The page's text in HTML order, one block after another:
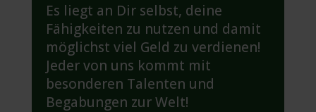
Es liegt an Dir selbst, deine
Fähigkeiten zu nutzen und damit
möglichst viel Geld zu verdienen!
Jeder von uns kommt mit
besonderen Talenten und
Begabungen zur Welt!